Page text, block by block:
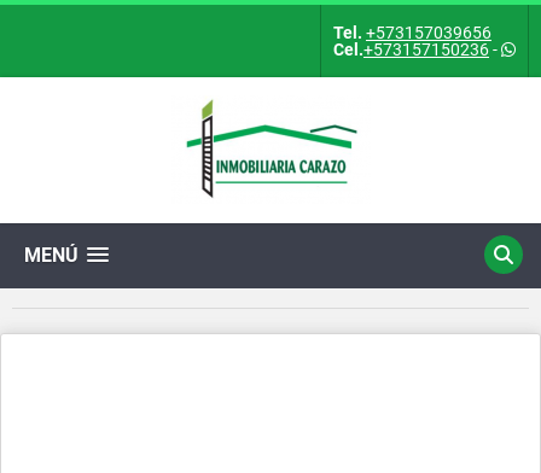
Tel. +573157039656
Cel.+573157150236-
MENÚ